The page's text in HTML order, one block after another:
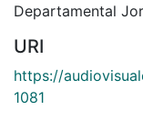
Departamental
URI
https://
1081